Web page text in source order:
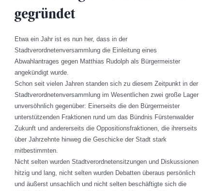
gegründet
Etwa ein Jahr ist es nun her, dass in der
Stadtverordnetenversammlung die Einleitung eines
Abwahlantrages gegen Matthias Rudolph als Bürgermeister
angekündigt wurde.
Schon seit vielen Jahren standen sich zu diesem Zeitpunkt in der
Stadtverordnetenversammlung im Wesentlichen zwei große Lager
unversöhnlich gegenüber: Einerseits die den Bürgermeister
unterstützenden Fraktionen rund um das Bündnis Fürstenwalder
Zukunft und andererseits die Oppositionsfraktionen, die ihrerseits
über Jahrzehnte hinweg die Geschicke der Stadt stark
mitbestimmten.
Nicht selten wurden Stadtverordnetensitzungen und Diskussionen
hitzig und lang, nicht selten wurden Debatten überaus persönlich
und äußerst unsachlich und nicht selten beschäftigte sich die